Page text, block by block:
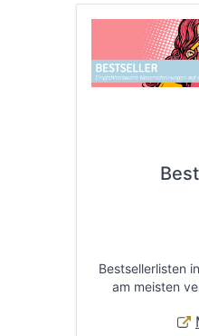
Bestsellerlisten
am meisten